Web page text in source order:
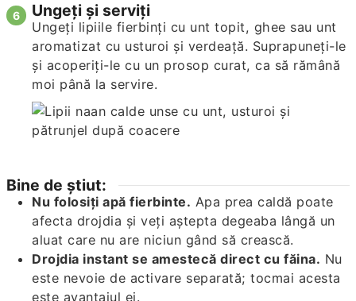
Ungeți și serviți
Ungeți lipiile fierbinți cu unt topit, ghee sau unt
aromatizat cu usturoi și verdeață. Suprapuneți-le
și acoperiți-le cu un prosop curat, ca să rămână
moi până la servire.
Bine de știut:
Nu folosiți apă fierbinte. Apa prea caldă poate
afecta drojdia și veți aștepta degeaba lângă un
aluat care nu are niciun gând să crească.
Drojdia instant se amestecă direct cu făina. Nu
este nevoie de activare separată; tocmai acesta
este avantajul ei.